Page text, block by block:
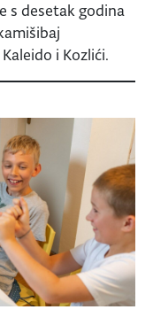
s desetak godina
i Kozlići.